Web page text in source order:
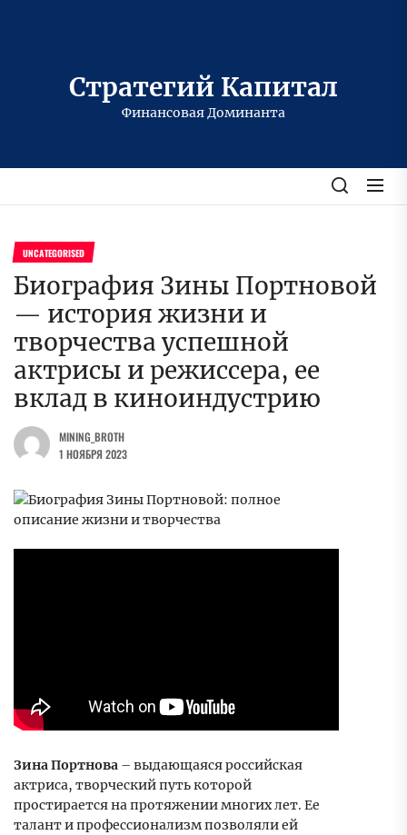
Стратегий Капитал
Финансовая Доминанта
UNCATEGORISED
Биография Зины Портновой
— история жизни и
творчества успешной
актрисы и режиссера, ее
вклад в киноиндустрию
MINING_BROTH
1 НОЯБРЯ 2023
Зина Портнова – выдающаяся российская
актриса, творческий путь которой
простирается на протяжении многих лет. Ее
талант и профессионализм позволяли ей